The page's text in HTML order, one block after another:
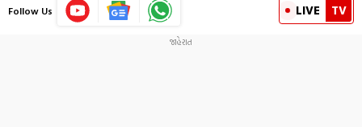
Follow Us LIVE TV